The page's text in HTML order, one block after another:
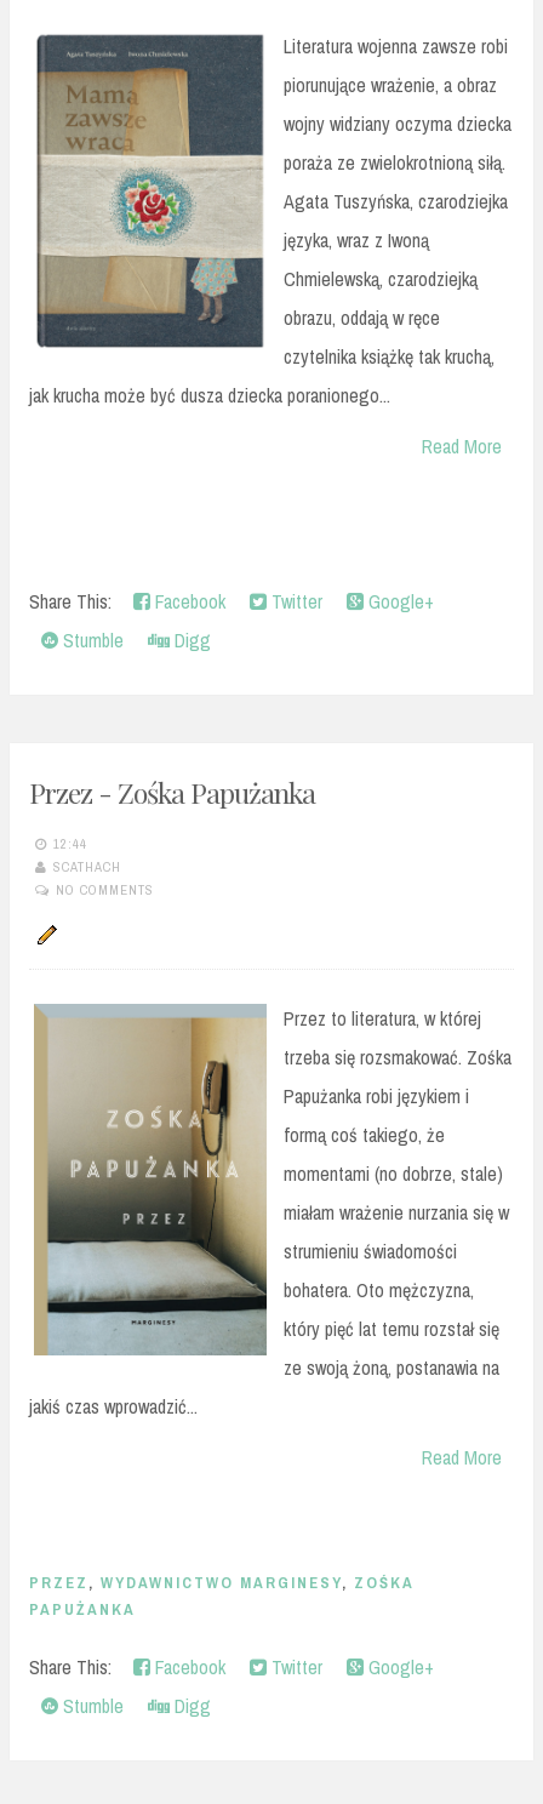
Literatura wojenna zawsze robi
piorunujące wrażenie, a obraz
wojny widziany oczyma dziecka
poraża ze zwielokrotnioną siłą.
Agata Tuszyńska, czarodziejka
języka, wraz z Iwoną
Chmielewską, czarodziejką
obrazu, oddają w ręce
czytelnika książkę tak kruchą,
jak krucha może być dusza dziecka poranionego...
Read More
Share This: Facebook Twitter
Google+
Stumble
Digg
Przez - Zośka Papużanka
12:44
SCATHACH
NO COMMENTS
Przez to literatura, w której
trzeba się rozsmakować. Zośka
Papużanka robi językiem i
formą coś takiego, że
momentami (no dobrze, stale)
miałam wrażenie nurzania się w
strumieniu świadomości
bohatera. Oto mężczyzna,
który pięć lat temu rozstał się
ze swoją żoną, postanawia na
jakiś czas wprowadzić...
Read More
PRZEZ , WYDAWNICTWO MARGINESY, ZOŚKA
PAPUŻANKA
Share This: Facebook Twitter
Google+
Stumble
Digg